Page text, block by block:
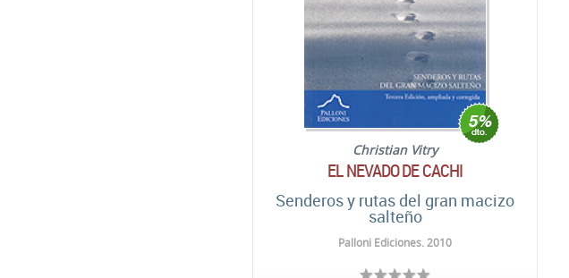
Christian Vitry
EL NEVADO DE CACHI
Senderos y rutas del gran macizo
salteño
Palloni Ediciones. 2010